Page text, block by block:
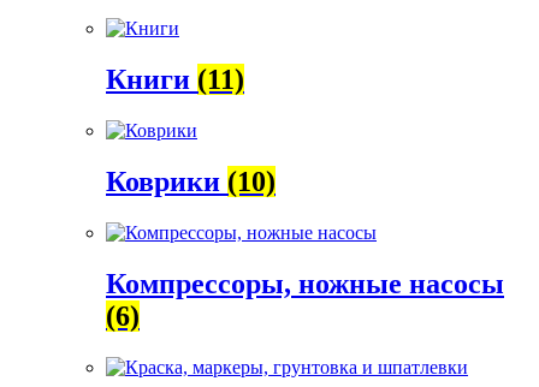
Книги (11)
Коврики (10)
Компрессоры, ножные насосы
(6)